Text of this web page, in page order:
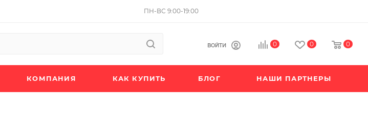
ПН-ВС 9:00-19:00
ВОЙТИ 0 0 0
КОМПАНИЯ КАК КУПИТЬ БЛОГ НАШИ ПАРТНЕРЫ